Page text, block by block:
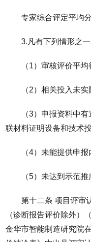
专家综合评定平均
3.凡有下列情形之
（1）审核评价平
（2）相关投入未
（3）申报资料中
联材料证明设备和技术
（4）未能提供申
（5）未达到示范推
第十二条 项目评审
（诊断报告评价除外）
金华市智能制造研究院